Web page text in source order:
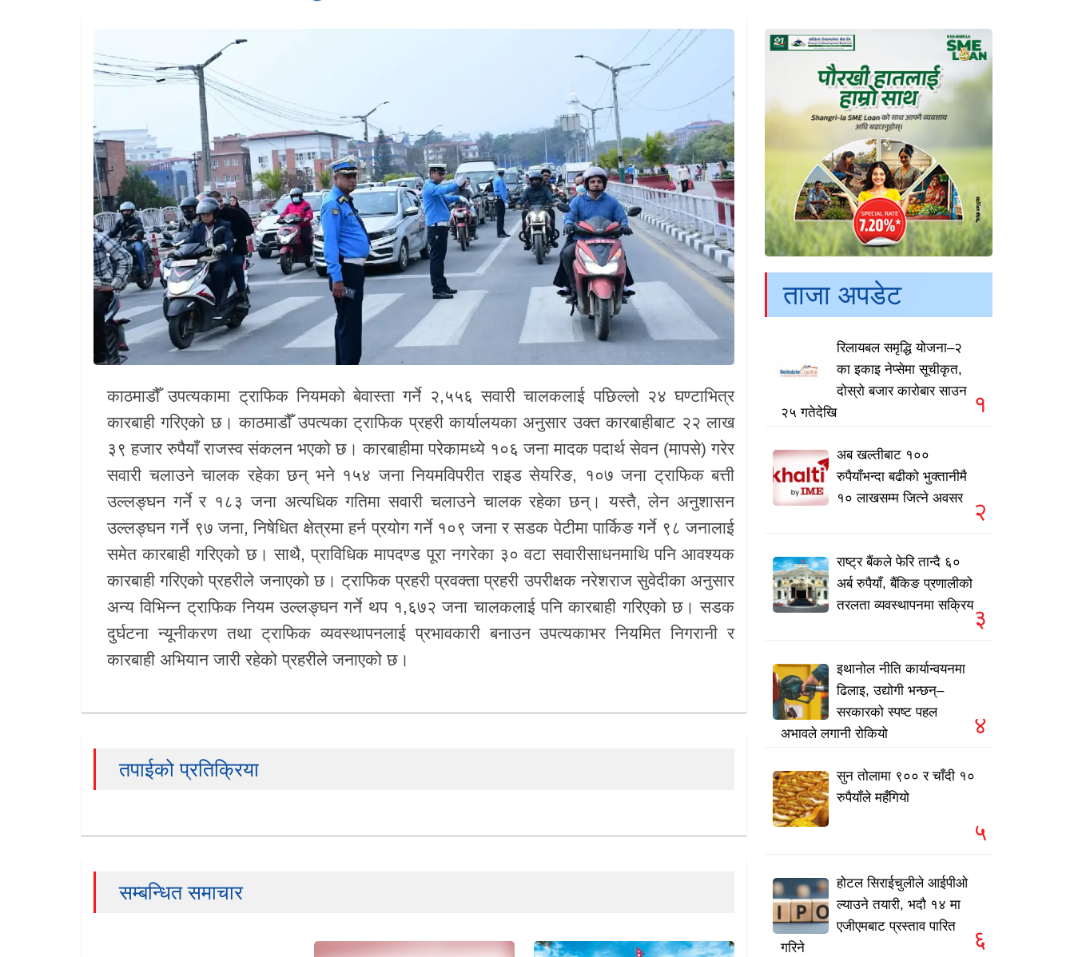
काठमाडौँ उपत्यकामा ट्राफिक नियमको बेवास्ता गर्ने २,५५६ सवारी चालकलाई पछिल्लो २४ घण्टाभित्र
कारबाही गरिएको छ। काठमाडौँ उपत्यका ट्राफिक प्रहरी कार्यालयका अनुसार उक्त कारबाहीबाट २२ लाख
३९ हजार रुपैयाँ राजस्व संकलन भएको छ। कारबाहीमा परेकामध्ये १०६ जना मादक पदार्थ सेवन (मापसे) गरेर
सवारी चलाउने चालक रहेका छन् भने १५४ जना नियमविपरीत राइड सेयरिङ, १०७ जना ट्राफिक बत्ती
उल्लङ्घन गर्ने र १८३ जना अत्यधिक गतिमा सवारी चलाउने चालक रहेका छन्। यस्तै, लेन अनुशासन
उल्लङ्घन गर्ने ९७ जना, निषेधित क्षेत्रमा हर्न प्रयोग गर्ने १०९ जना र सडक पेटीमा पार्किङ गर्ने ९८ जनालाई
समेत कारबाही गरिएको छ। साथै, प्राविधिक मापदण्ड पूरा नगरेका ३० वटा सवारीसाधनमाथि पनि आवश्यक
कारबाही गरिएको प्रहरीले जनाएको छ। ट्राफिक प्रहरी प्रवक्ता प्रहरी उपरीक्षक नरेशराज सुवेदीका अनुसार
अन्य विभिन्न ट्राफिक नियम उल्लङ्घन गर्ने थप १,६७२ जना चालकलाई पनि कारबाही गरिएको छ। सडक
दुर्घटना न्यूनीकरण तथा ट्राफिक व्यवस्थापनलाई प्रभावकारी बनाउन उपत्यकाभर नियमित निगरानी र
कारबाही अभियान जारी रहेको प्रहरीले जनाएको छ।
तपाईको प्रतिक्रिया
सम्बन्धित समाचार
ताजा अपडेट
रिलायबल समृद्धि योजना–२
का इकाइ नेप्सेमा सूचीकृत,
दोस्रो बजार कारोबार साउन
२५ गतेदेखि
१
अब खल्तीबाट १००
रुपैयाँभन्दा बढीको भुक्तानीमै
१० लाखसम्म जित्ने अवसर
२
राष्ट्र बैंकले फेरि तान्दै ६०
अर्ब रुपैयाँ, बैंकिङ प्रणालीको
तरलता व्यवस्थापनमा सक्रिय३
इथानोल नीति कार्यान्वयनमा
ढिलाइ, उद्योगी भन्छन्–
सरकारको स्पष्ट पहल
अभावले लगानी रोकियो
४
सुन तोलामा ९०० र चाँदी १०
रुपैयाँले महँगियो
५
होटल सिराईचुलीले आईपीओ
ल्याउने तयारी, भदौ १४ मा
एजीएमबाट प्रस्ताव पारित
गरिने
६